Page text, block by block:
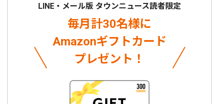
LINE・メール版 タウンニュース読者限定
毎月計30名様に
Amazonギフトカード
プレゼント！